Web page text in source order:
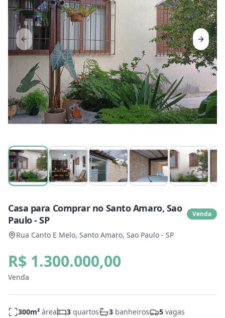
Previous slide Next
Casa para Comprar no Santo Amaro, Sao
Paulo - SP
Venda
Rua Canto E Melo, Santo Amaro, Sao Paulo - SP
R$ 1.300.000,00
Venda
300m² área 3 quartos 3 banheiros 5 vagas